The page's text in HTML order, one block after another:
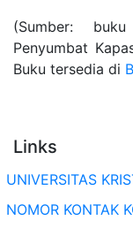
(Sumber:
Penyumbat
Buku tersedia di
Links
UNIVERSITAS
NOMOR KONTAK